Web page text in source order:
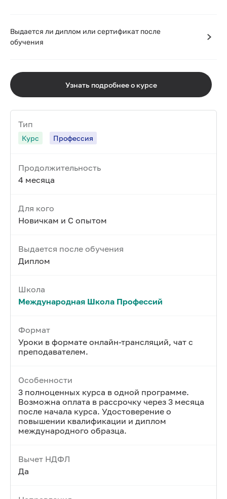
Выдается ли диплом или сертификат после
обучения
Узнать подробнее о курсе
Тип
Курс Профессия
Продолжительность
4 месяца
Для кого
Новичкам и С опытом
Выдается после обучения
Диплом
Школа
Международная Школа Профессий
Формат
Уроки в формате онлайн-трансляций, чат с
преподавателем.
Особенности
3 полноценных курса в одной программе.
Возможна оплата в рассрочку через 3 месяца
после начала курса. Удостоверение о
повышении квалификации и диплом
международного образца.
Вычет НДФЛ
Да